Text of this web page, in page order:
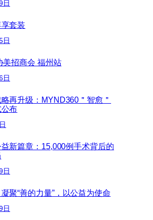
日
套装
日
美招商会 福州站
日
再升级：MYND360＂智愈＂
布
新篇章：15,000例手术背后的
日
聚“善的力量”，以公益为使命
日